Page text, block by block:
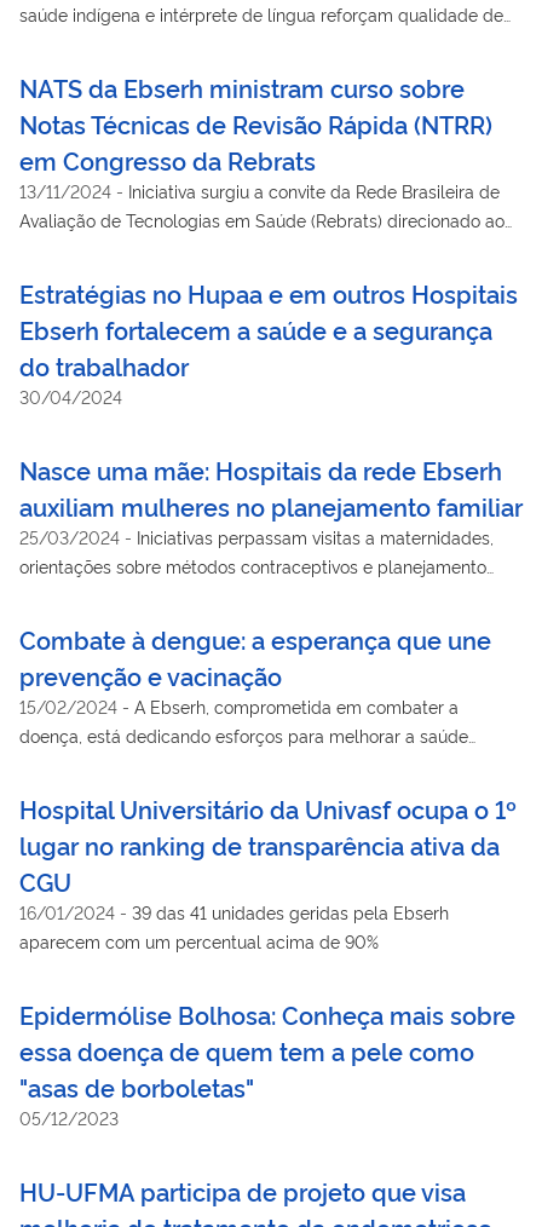
saúde indígena e intérprete de língua reforçam qualidade de
NATS da Ebserh ministram curso sobre
Notas Técnicas de Revisão Rápida (NTRR)
em Congresso da Rebrats
13/11/2024 - Iniciativa surgiu a convite da Rede Brasileira de
Avaliação de Tecnologias em Saúde (Rebrats) direcionado ao
Estratégias no Hupaa e em outros Hospitais
Ebserh fortalecem a saúde e a segurança
do trabalhador
30/04/2024
Nasce uma mãe: Hospitais da rede Ebserh
auxiliam mulheres no planejamento familiar
25/03/2024 - Iniciativas perpassam visitas a maternidades,
orientações sobre métodos contraceptivos e planejamento
Combate à dengue: a esperança que une
prevenção e vacinação
15/02/2024 - A Ebserh, comprometida em combater a
doença, está dedicando esforços para melhorar a saúde
Hospital Universitário da Univasf ocupa o 1º
lugar no ranking de transparência ativa da
CGU
16/01/2024 - 39 das 41 unidades geridas pela Ebserh
aparecem com um percentual acima de 90%
Epidermólise Bolhosa: Conheça mais sobre
essa doença de quem tem a pele como
"asas de borboletas"
05/12/2023
HU-UFMA participa de projeto que visa